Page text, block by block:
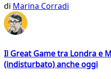
di Marina Corradi
Il Great Game tra Londra e
(indisturbato) anche oggi